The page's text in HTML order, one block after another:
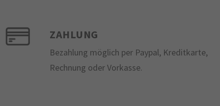
ZAHLUNG
Bezahlung möglich per Paypal, Kreditkarte,
Rechnung oder Vorkasse.